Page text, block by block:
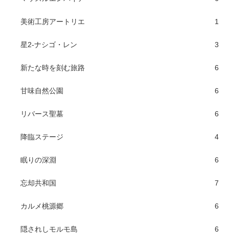
美術工房アートリエ 1
星2-ナシゴ・レン 3
新たな時を刻む旅路 6
甘味自然公園 6
リバース聖墓 6
降臨ステージ 4
眠りの深淵 6
忘却共和国 7
カルメ桃源郷 6
隠されしモルモ島 6